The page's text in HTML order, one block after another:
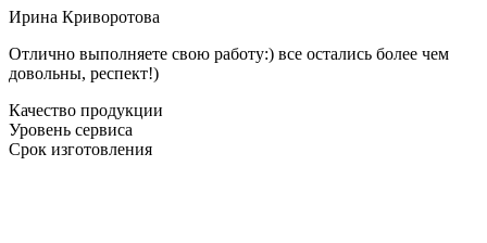
Ирина Криворотова
Отлично выполняете свою работу:) все остались более чем
довольны, респект!)
Качество продукции
Уровень сервиса
Срок изготовления